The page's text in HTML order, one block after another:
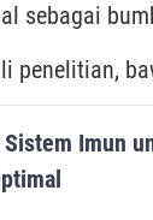
sebagai
penelitian,
Imun